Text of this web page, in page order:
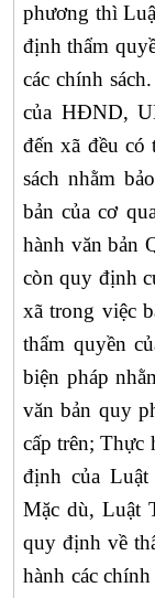
phương thì
định thẩm
các chính
của HĐND,
đến xã đều có
sách nhằm
bản của cơ
hành văn bản
còn quy định
xã trong việc
thẩm quyền
biện pháp
văn bản quy
cấp trên; Thực
định của
Mặc dù, Luật
quy định về
hành các